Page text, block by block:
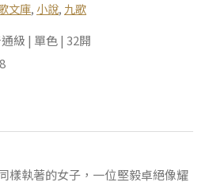
文庫, 小說, 九歌
級 | 單色 | 32開
樣執著的女子，一位堅毅卓絕像耀